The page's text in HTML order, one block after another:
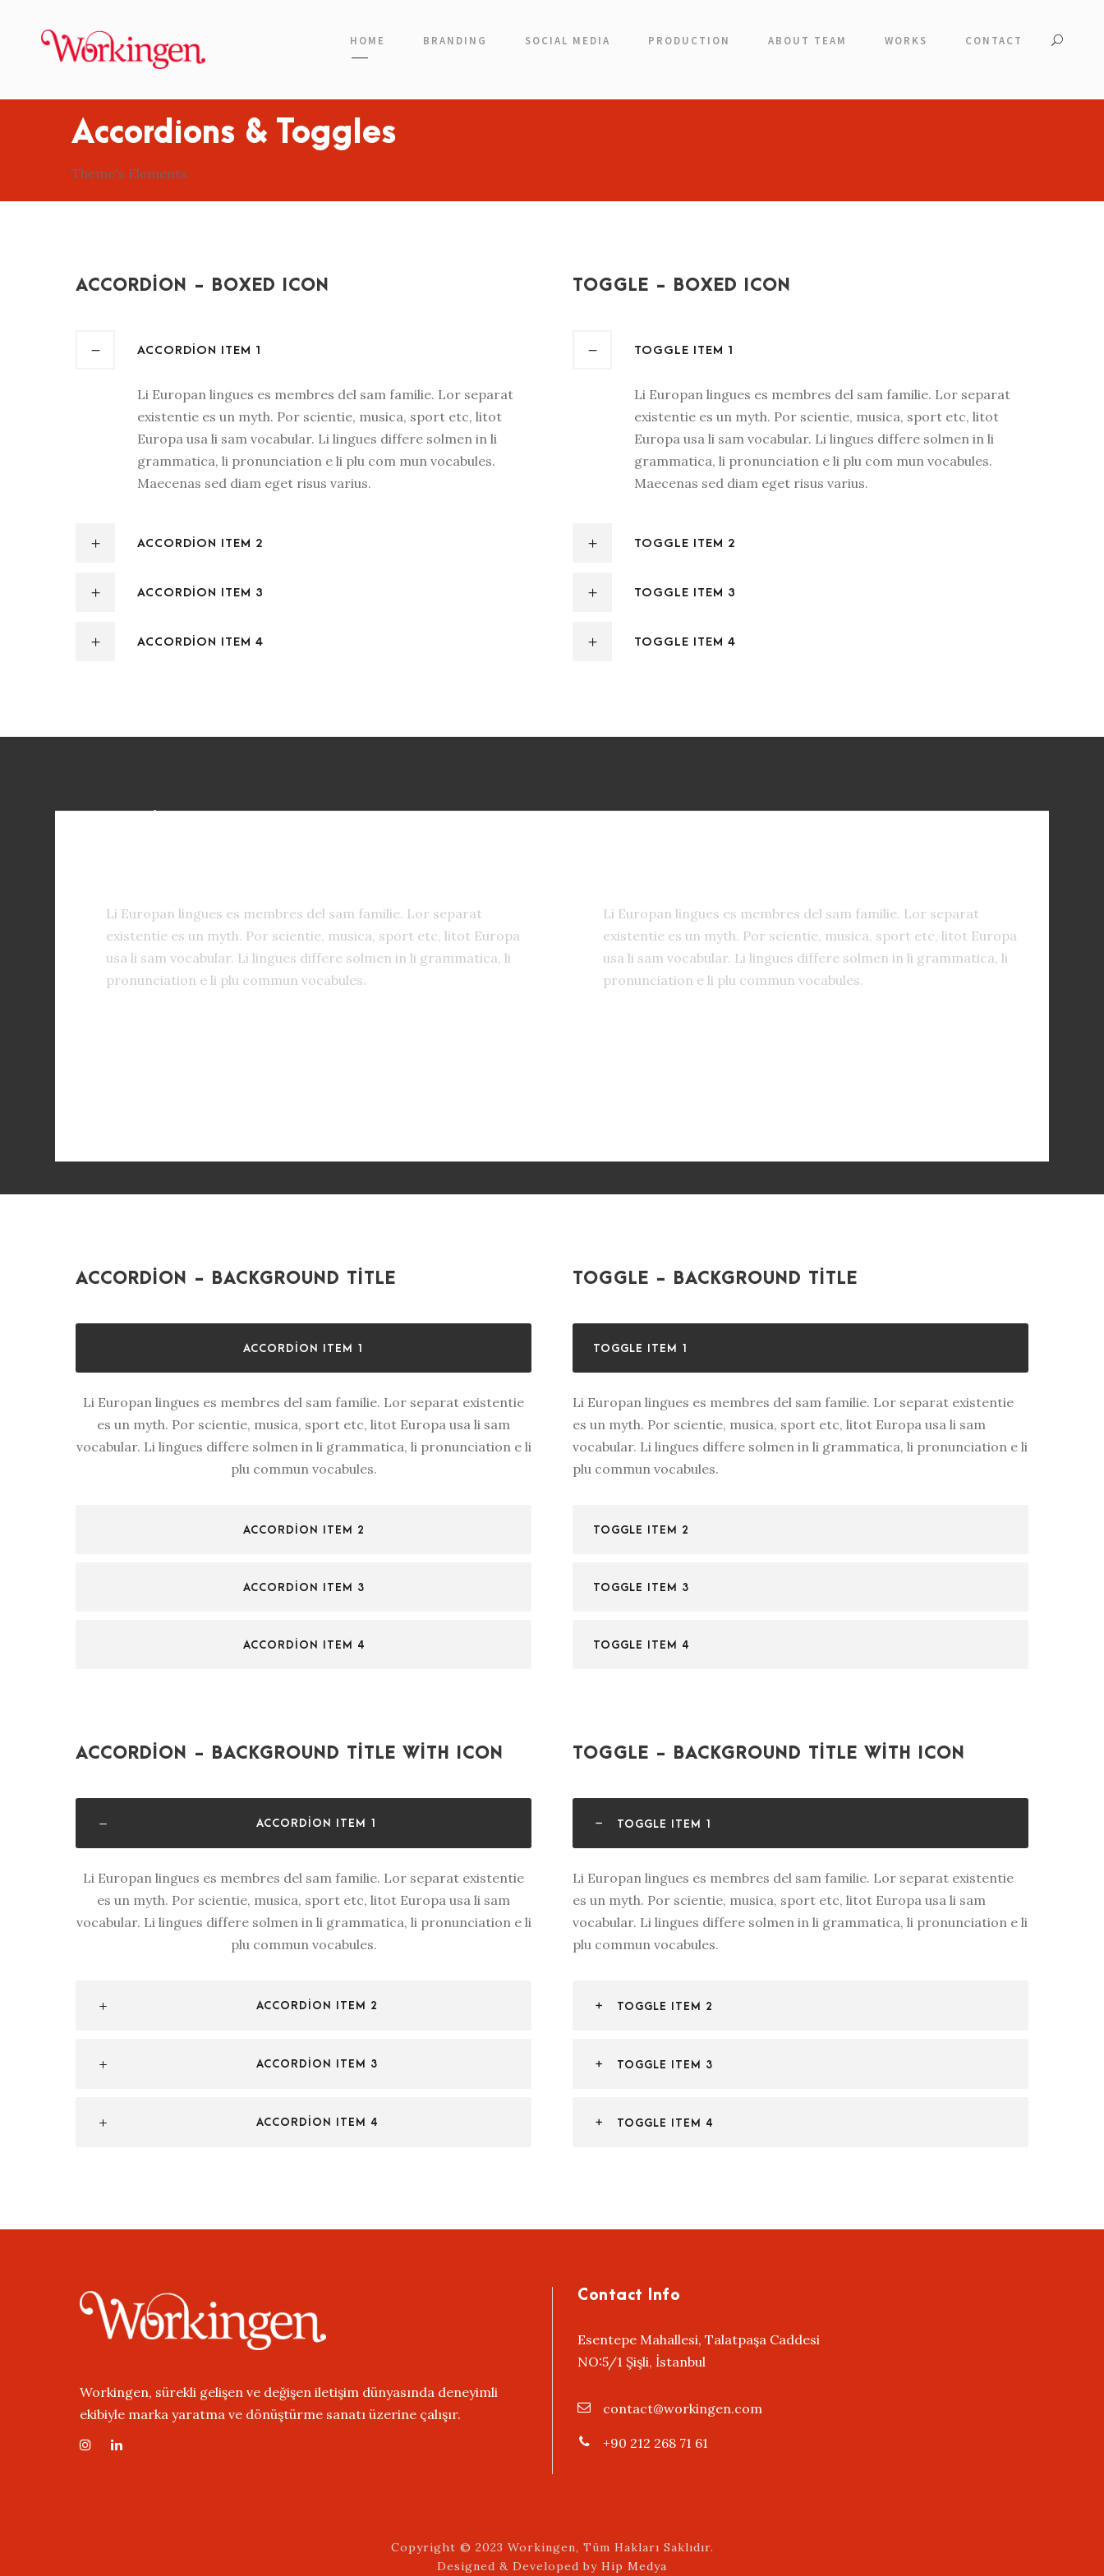
HOME BRANDING SOCIAL MEDIA PRODUCTION ABOUT TEAM WORKS CONTACT
Accordions & Toggles
Theme's Elements
ACCORDION - BOXED ICON
ACCORDION ITEM 1
Li Europan lingues es membres del sam familie. Lor separat
existentie es un myth. Por scientie, musica, sport etc, litot
Europa usa li sam vocabular. Li lingues differe solmen in li
grammatica, li pronunciation e li plu com mun vocabules.
Maecenas sed diam eget risus varius.
ACCORDION ITEM 2
ACCORDION ITEM 3
ACCORDION ITEM 4
TOGGLE - BOXED ICON
TOGGLE ITEM 1
Li Europan lingues es membres del sam familie. Lor separat
existentie es un myth. Por scientie, musica, sport etc, litot
Europa usa li sam vocabular. Li lingues differe solmen in li
grammatica, li pronunciation e li plu com mun vocabules.
Maecenas sed diam eget risus varius.
TOGGLE ITEM 2
TOGGLE ITEM 3
TOGGLE ITEM 4
Li Europan lingues es membres del sam familie. Lor separat
existentie es un myth. Por scientie, musica, sport etc, litot Europa
usa li sam vocabular. Li lingues differe solmen in li grammatica, li
pronunciation e li plu commun vocabules.
Li Europan lingues es membres del sam familie. Lor separat
existentie es un myth. Por scientie, musica, sport etc, litot Europa
usa li sam vocabular. Li lingues differe solmen in li grammatica, li
pronunciation e li plu commun vocabules.
ACCORDION - BACKGROUND TITLE
ACCORDION ITEM 1
Li Europan lingues es membres del sam familie. Lor separat existentie
es un myth. Por scientie, musica, sport etc, litot Europa usa li sam
vocabular. Li lingues differe solmen in li grammatica, li pronunciation e li
plu commun vocabules.
ACCORDION ITEM 2
ACCORDION ITEM 3
ACCORDION ITEM 4
TOGGLE - BACKGROUND TITLE
TOGGLE ITEM 1
Li Europan lingues es membres del sam familie. Lor separat existentie
es un myth. Por scientie, musica, sport etc, litot Europa usa li sam
vocabular. Li lingues differe solmen in li grammatica, li pronunciation e li
plu commun vocabules.
TOGGLE ITEM 2
TOGGLE ITEM 3
TOGGLE ITEM 4
ACCORDION - BACKGROUND TITLE WITH ICON
ACCORDION ITEM 1
Li Europan lingues es membres del sam familie. Lor separat existentie
es un myth. Por scientie, musica, sport etc, litot Europa usa li sam
vocabular. Li lingues differe solmen in li grammatica, li pronunciation e li
plu commun vocabules.
ACCORDION ITEM 2
ACCORDION ITEM 3
ACCORDION ITEM 4
TOGGLE - BACKGROUND TITLE WITH ICON
TOGGLE ITEM 1
Li Europan lingues es membres del sam familie. Lor separat existentie
es un myth. Por scientie, musica, sport etc, litot Europa usa li sam
vocabular. Li lingues differe solmen in li grammatica, li pronunciation e li
plu commun vocabules.
TOGGLE ITEM 2
TOGGLE ITEM 3
TOGGLE ITEM 4
Workingen, sürekli gelişen ve değişen iletişim dünyasında deneyimli
ekibiyle marka yaratma ve dönüştürme sanatı üzerine çalışır.
Contact Info
Esentepe Mahallesi, Talatpaşa Caddesi
NO:5/1 Şişli, İstanbul
contact@workingen.com
+90 212 268 71 61
Copyright © 2023 Workingen, Tüm Hakları Saklıdır.
Designed & Developed by Hip Medya